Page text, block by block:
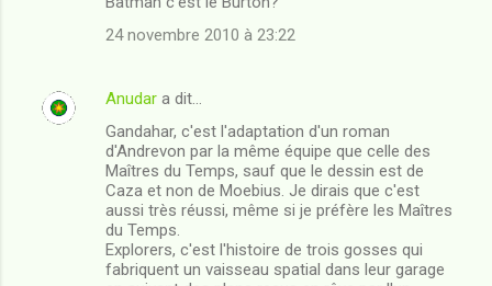
24 novembre 2010 à 23:22
Anudar a dit…
Gandahar, c'est l'adaptation d'un roman
d'Andrevon par la même équipe que celle des
Maîtres du Temps, sauf que le dessin est de
Caza et non de Moebius. Je dirais que c'est
aussi très réussi, même si je préfère les Maîtres
du Temps.
Explorers, c'est l'histoire de trois gosses qui
fabriquent un vaisseau spatial dans leur garage